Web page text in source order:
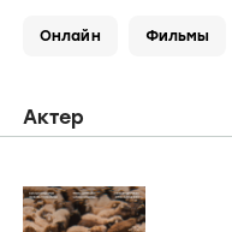
Онлайн Фильмы
Актер